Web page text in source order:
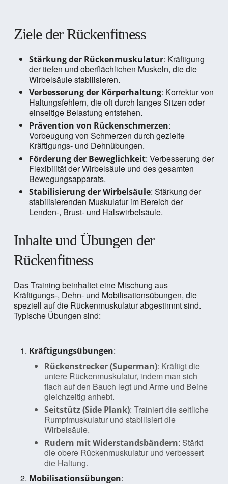
Ziele der Rückenfitness
Stärkung der Rückenmuskulatur: Kräftigung
der tiefen und oberflächlichen Muskeln, die die
Wirbelsäule stabilisieren.
Verbesserung der Körperhaltung: Korrektur von
Haltungsfehlern, die oft durch langes Sitzen oder
einseitige Belastung entstehen.
Prävention von Rückenschmerzen:
Vorbeugung von Schmerzen durch gezielte
Kräftigungs- und Dehnübungen.
Förderung der Beweglichkeit: Verbesserung der
Flexibilität der Wirbelsäule und des gesamten
Bewegungsapparats.
Stabilisierung der Wirbelsäule: Stärkung der
stabilisierenden Muskulatur im Bereich der
Lenden-, Brust- und Halswirbelsäule.
Inhalte und Übungen der
Rückenfitness
Das Training beinhaltet eine Mischung aus
Kräftigungs-, Dehn- und Mobilisationsübungen, die
speziell auf die Rückenmuskulatur abgestimmt sind.
Typische Übungen sind:
Kräftigungsübungen:
Rückenstrecker (Superman): Kräftigt die
untere Rückenmuskulatur, indem man sich
flach auf den Bauch legt und Arme und Beine
gleichzeitig anhebt.
Seitstütz (Side Plank): Trainiert die seitliche
Rumpfmuskulatur und stabilisiert die
Wirbelsäule.
Rudern mit Widerstandsbändern: Stärkt
die obere Rückenmuskulatur und verbessert
die Haltung.
Mobilisationsübungen: